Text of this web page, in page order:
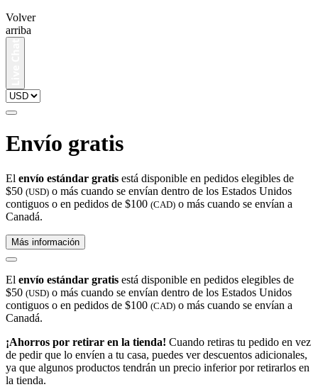
Volver
arriba
Envío gratis
El envío estándar gratis está disponible en pedidos elegibles de
$50 (USD) o más cuando se envían dentro de los Estados Unidos
contiguos o en pedidos de $100 (CAD) o más cuando se envían a
Canadá.
Más información
El envío estándar gratis está disponible en pedidos elegibles de
$50 (USD) o más cuando se envían dentro de los Estados Unidos
contiguos o en pedidos de $100 (CAD) o más cuando se envían a
Canadá.
¡Ahorros por retirar en la tienda! Cuando retiras tu pedido en vez
de pedir que lo envíen a tu casa, puedes ver descuentos adicionales,
ya que algunos productos tendrán un precio inferior por retirarlos en
la tienda.